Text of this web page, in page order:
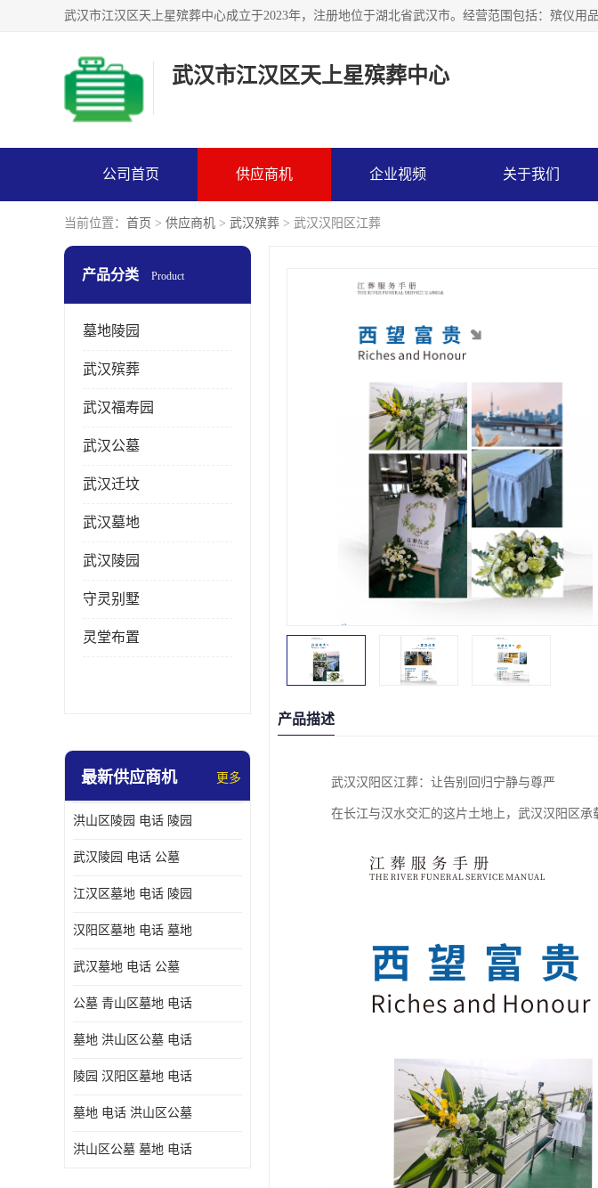
武汉市江汉区天上星殡葬中心
公司首页 供应商机 企业视频 关于我们
当前位置： 首页 > 供应商机 > 武汉殡葬 > 武汉汉阳区江葬
产品分类 Product
墓地陵园
武汉殡葬
武汉福寿园
武汉公墓
武汉迁坟
武汉墓地
武汉陵园
守灵别墅
灵堂布置
最新供应商机 更多
洪山区陵园 电话 陵园
武汉陵园 电话 公墓
江汉区墓地 电话 陵园
汉阳区墓地 电话 墓地
武汉墓地 电话 公墓
公墓 青山区墓地 电话
墓地 洪山区公墓 电话
陵园 汉阳区墓地 电话
墓地 电话 洪山区公墓
洪山区公墓 墓地 电话
产品描述
武汉汉阳区江葬：让告别回归宁静与尊严
在长江与汉水交汇的这片土地上，武汉汉阳区承